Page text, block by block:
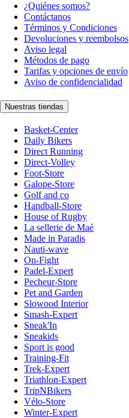
¿Quiénes somos?
Contáctanos
Términos y Condiciones
Devoluciones y reembolsos
Aviso legal
Métodos de pago
Tarifas y opciones de envío
Aviso de confidencialidad
Nuestras tiendas
Basket-Center
Daily Bikers
Direct Running
Direct-Volley
Foot-Store
Galope-Store
Golf and co
Handball-Store
House of Rugby
La sellerie de Maé
Made in Paradis
Nauti-wave
On-Fight
Padel-Expert
Pecheur-Store
Pet and Garden
Slowood Interior
Smash-Expert
Sneak'In
Sneakids
Sport is good
Training-Fit
Trek-Expert
Triathlon-Expert
TripNBikers
Vélo-Store
Winter-Expert